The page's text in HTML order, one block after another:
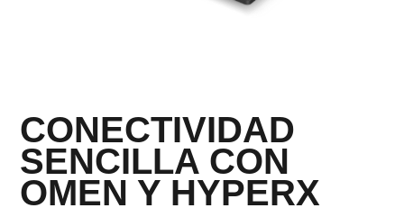
CONECTIVIDAD
SENCILLA CON
OMEN Y HYPERX